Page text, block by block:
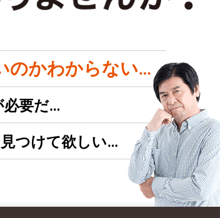
のかわからない…
必要だ…
つけて欲しい…